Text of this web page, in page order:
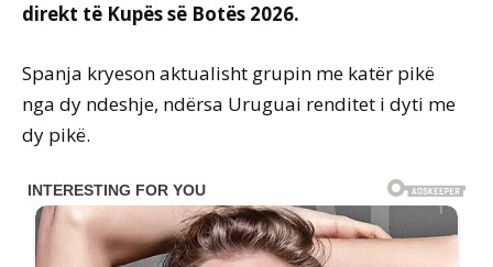
direkt të Kupës së Botës 2026.
Spanja kryeson aktualisht grupin me katër pikë
nga dy ndeshje, ndërsa Uruguai renditet i dyti me
dy pikë.